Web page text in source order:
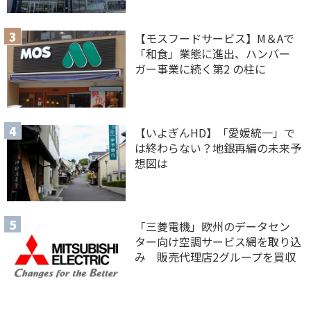
【モスフードサービス】M＆Aで
「和食」業態に進出、ハンバー
ガー事業に続く第2 の柱に
【いよぎんHD】「愛媛統一」で
は終わらない？地銀再編の未来予
想図は
「三菱電機」欧州のデータセン
ター向け空調サービス網を取り込
み 販売代理店2グループを買収